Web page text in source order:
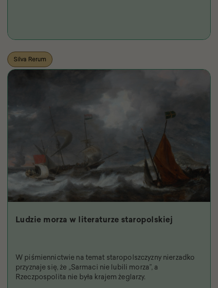
Silva Rerum
Ludzie morza w literaturze staropolskiej
W piśmiennictwie na temat staropolszczyzny nierzadko
przyznaje się, że „Sarmaci nie lubili morza”, a
Rzeczpospolita nie była krajem żeglarzy.